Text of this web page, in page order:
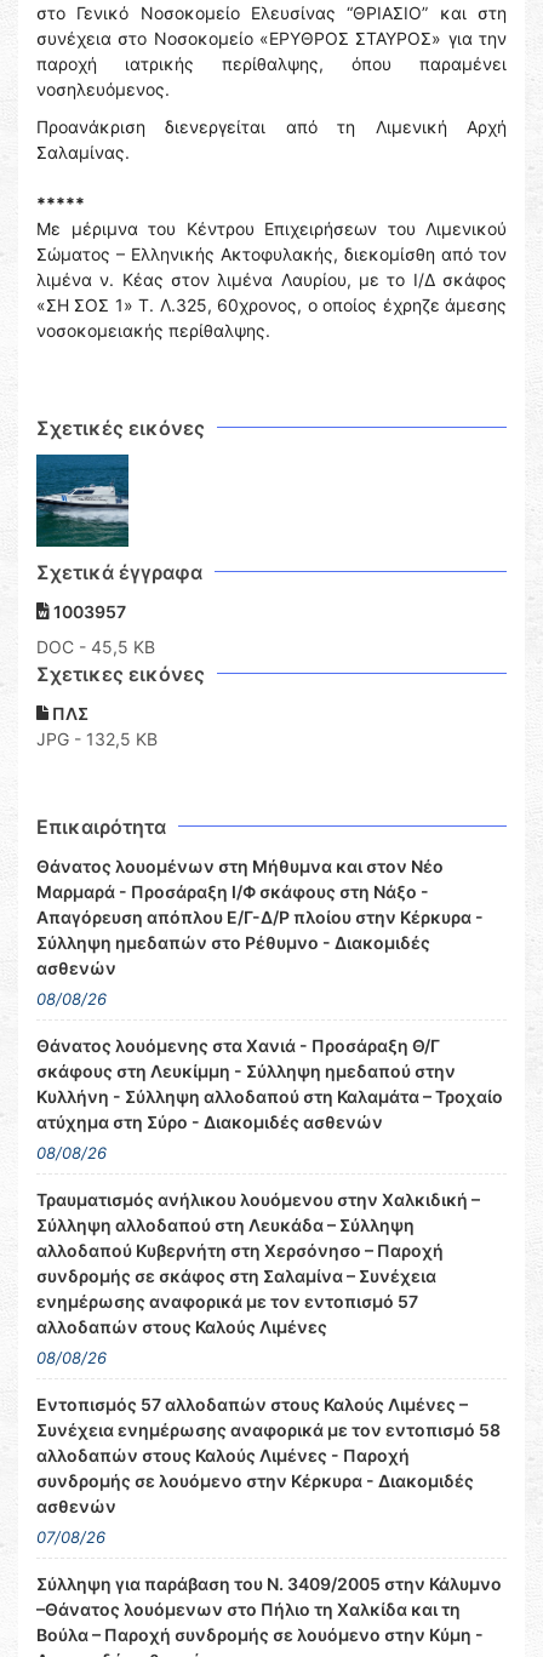
στο Γενικό Νοσοκομείο Ελευσίνας “ΘΡΙΑΣΙΟ” και στη
συνέχεια στο Νοσοκομείο «ΕΡΥΘΡΟΣ ΣΤΑΥΡΟΣ» για την
παροχή ιατρικής περίθαλψης, όπου παραμένει
νοσηλευόμενος.
Προανάκριση διενεργείται από τη Λιμενική Αρχή
Σαλαμίνας.
*****
Με μέριμνα του Κέντρου Επιχειρήσεων του Λιμενικού
Σώματος – Ελληνικής Ακτοφυλακής, διεκομίσθη από τον
λιμένα ν. Κέας στον λιμένα Λαυρίου, με το Ι/Δ σκάφος
«ΣΗ ΣΟΣ 1» Τ. Λ.325, 60χρονος, ο οποίος έχρηζε άμεσης
νοσοκομειακής περίθαλψης.
Σχετικές εικόνες
Σχετικά έγγραφα
1003957
DOC - 45,5 KB
Σχετικες εικόνες
ΠΛΣ
JPG - 132,5 KB
Επικαιρότητα
Θάνατος λουομένων στη Μήθυμνα και στον Νέο
Μαρμαρά - Προσάραξη Ι/Φ σκάφους στη Νάξο -
Απαγόρευση απόπλου Ε/Γ-Δ/Ρ πλοίου στην Κέρκυρα -
Σύλληψη ημεδαπών στο Ρέθυμνο - Διακομιδές
ασθενών
08/08/26
Θάνατος λουόμενης στα Χανιά - Προσάραξη Θ/Γ
σκάφους στη Λευκίμμη - Σύλληψη ημεδαπού στην
Κυλλήνη - Σύλληψη αλλοδαπού στη Καλαμάτα – Τροχαίο
ατύχημα στη Σύρο - Διακομιδές ασθενών
08/08/26
Τραυματισμός ανήλικου λουόμενου στην Χαλκιδική –
Σύλληψη αλλοδαπού στη Λευκάδα – Σύλληψη
αλλοδαπού Κυβερνήτη στη Χερσόνησο – Παροχή
συνδρομής σε σκάφος στη Σαλαμίνα – Συνέχεια
ενημέρωσης αναφορικά με τον εντοπισμό 57
αλλοδαπών στους Καλούς Λιμένες
08/08/26
Εντοπισμός 57 αλλοδαπών στους Καλούς Λιμένες –
Συνέχεια ενημέρωσης αναφορικά με τον εντοπισμό 58
αλλοδαπών στους Καλούς Λιμένες - Παροχή
συνδρομής σε λουόμενο στην Κέρκυρα - Διακομιδές
ασθενών
07/08/26
Σύλληψη για παράβαση του Ν. 3409/2005 στην Κάλυμνο
–Θάνατος λουόμενων στο Πήλιο τη Χαλκίδα και τη
Βούλα – Παροχή συνδρομής σε λουόμενο στην Κύμη -